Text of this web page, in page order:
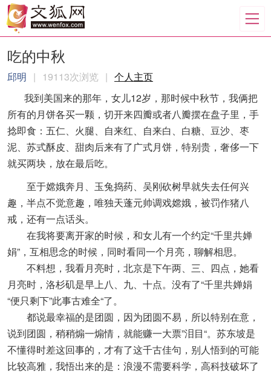
吃的中秋
邱明 | 19113次浏览 | 个人主页
我到美国来的那年，女儿12岁，那时候中秋节，我俩把
所有的月饼各买一颗，切开来四瓣或者八瓣摆在盘子里，手
捻即食：五仁、火腿、自来红、自来白、白糖、豆沙、枣
泥、苏式酥皮、甜肉后来有了广式月饼，特别贵，奢侈一下
就买两块，放在最后吃。
至于嫦娥奔月、玉兔捣药、吴刚砍树早就失去任何兴
趣，半点不觉意趣，唯独天蓬元帅调戏嫦娥，被罚作猪八
戒，还有一点话头。
在我将要离开家的时候，和女儿有一个约定“千里共婵
娟”，互相思念的时候，同时看同一个月亮，聊解相思。
不料想，我看月亮时，北京是下午两、三、四点，她看
月亮时，洛杉矶是早上八、九、十点。没有了“千里共婵娟
“便只剩下”此事古难全“了。
都说最幸福的是团圆，因为团圆不易，所以特别在意，
说到团圆，稍稍煽一煽情，就能赚一大票”泪目“。苏东坡是
不懂得时差这回事的，才有了这千古佳句，别人悟到的可能
比较高雅，我悟出来的是：浪漫不需要科学，高科技破坏了